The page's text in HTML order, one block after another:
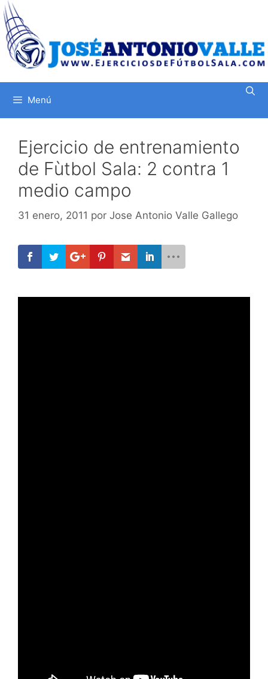
Saltar
al
contenido
Menú
Ejercicio de entrenamiento
de Fùtbol Sala: 2 contra 1
medio campo
31 enero, 2011 por Jose Antonio Valle Gallego